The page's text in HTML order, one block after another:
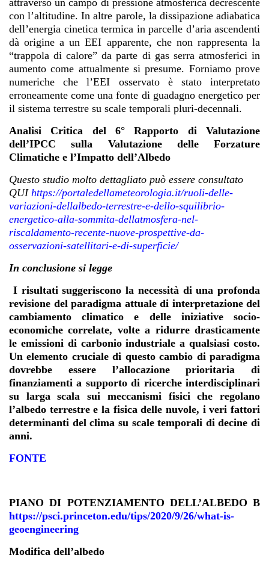
attraverso un campo di pressione atmosferica decrescente
con l’altitudine. In altre parole, la dissipazione adiabatica
dell’energia cinetica termica in parcelle d’aria ascendenti
dà origine a un EEI apparente, che non rappresenta la
“trappola di calore” da parte di gas serra atmosferici in
aumento come attualmente si presume. Forniamo prove
numeriche che l’EEI osservato è stato interpretato
erroneamente come una fonte di guadagno energetico per
il sistema terrestre su scale temporali pluri-decennali.
Analisi Critica del 6° Rapporto di Valutazione
dell’IPCC sulla Valutazione delle Forzature
Climatiche e l’Impatto dell’Albedo
Questo studio molto dettagliato può essere consultato
QUI https://portaledellameteorologia.it/ruoli-delle-
variazioni-dellalbedo-terrestre-e-dello-squilibrio-
energetico-alla-sommita-dellatmosfera-nel-
riscaldamento-recente-nuove-prospettive-da-
osservazioni-satellitari-e-di-superficie/
In conclusione si legge
I risultati suggeriscono la necessità di una profonda
revisione del paradigma attuale di interpretazione del
cambiamento climatico e delle iniziative socio-
economiche correlate, volte a ridurre drasticamente
le emissioni di carbonio industriale a qualsiasi costo.
Un elemento cruciale di questo cambio di paradigma
dovrebbe essere l’allocazione prioritaria di
finanziamenti a supporto di ricerche interdisciplinari
su larga scala sui meccanismi fisici che regolano
l’albedo terrestre e la fisica delle nuvole, i veri fattori
determinanti del clima su scale temporali di decine di
anni.
FONTE
PIANO DI POTENZIAMENTO DELL’ALBEDO B
https://psci.princeton.edu/tips/2020/9/26/what-is-
geoengineering
Modifica dell’albedo